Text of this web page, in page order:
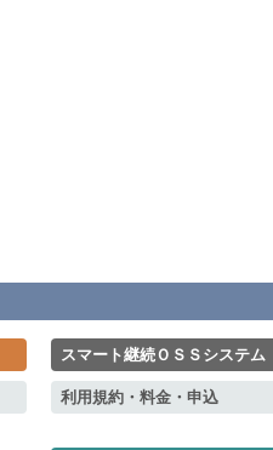
スマート継続ＯＳＳシステム
利用規約・料金・申込